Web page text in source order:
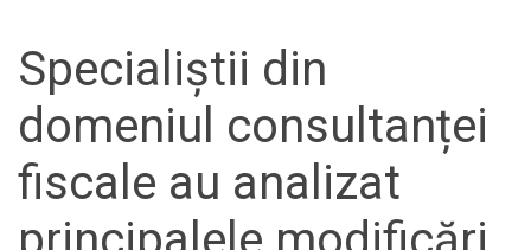
Specialiștii din
domeniul consultanței
fiscale au analizat